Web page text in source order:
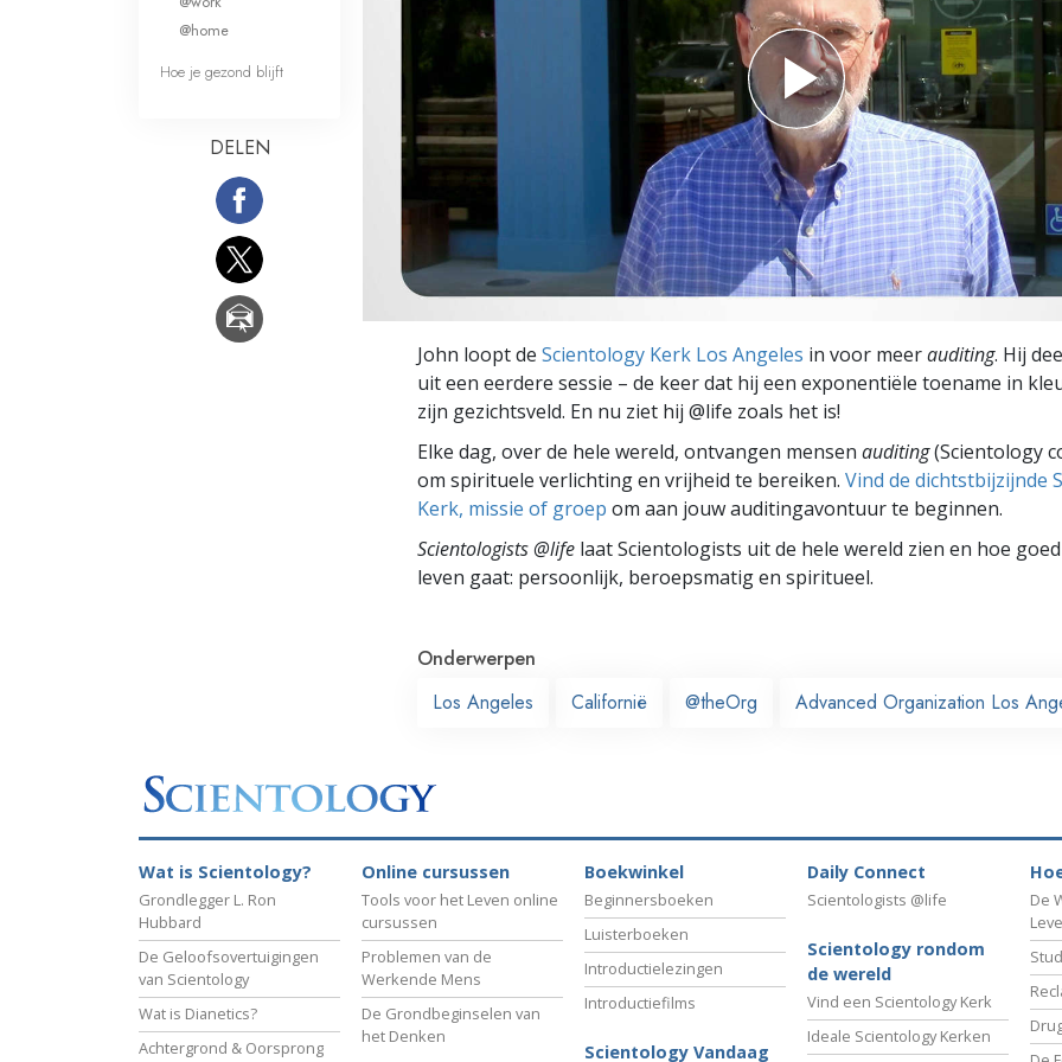
Wat is Grootheid?
John loopt de Scientology Kerk Los Angeles in voor meerauditing. Hij
uit een eerdere sessie – de keer dat hij een exponentiële toename in
zijn gezichtsveld. En nu ziet hij @life zoals het is!
Elke dag, over de hele wereld, ontvangen mensen auditing(Scientology
om spirituele verlichting en vrijheid te bereiken. Vind de dichtstbijzijnde
Kerk, missie of groep om aan jouw auditingavontuur te beginnen.
Scientologists @life laat Scientologists uit de hele wereld zien en hoe
leven gaat: persoonlijk, beroepsmatig en spiritueel.
Onderwerpen
Los Angeles
Californië @theOrg Advanced Organization Los
@home
Hoe je gezond blijft
DELEN
Wat is Scientology?
Grondlegger L. Ron
Hubbard
De Geloofsovertuigingen
van Scientology
Wat is Dianetics?
Achtergrond & Oorsprong
Online cursussen
Tools voor het Leven online
cursussen
Problemen van de
Werkende Mens
De Grondbeginselen van
het Denken
Boekwinkel
Beginnersboeken
Luisterboeken
Introductielezingen
Introductiefilms
Scientology Vandaag
Daily Connect
Scientologists @life
Scientology rondom
de wereld
Vind een Scientology Kerk
Ideale Scientology Kerken
De